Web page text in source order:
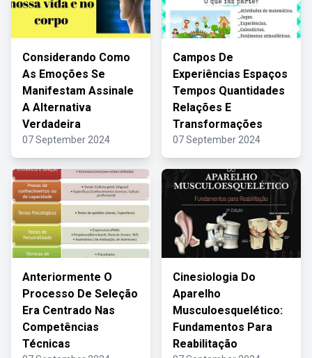
Considerando Como
As Emoções Se
Manifestam Assinale
A Alternativa
Verdadeira
07 September 2024
Campos De
Experiências Espaços
Tempos Quantidades
Relações E
Transformações
07 September 2024
Anteriormente O
Processo De Seleção
Era Centrado Nas
Competências
Técnicas
Cinesiologia Do
Aparelho
Musculoesquelético:
Fundamentos Para
Reabilitação